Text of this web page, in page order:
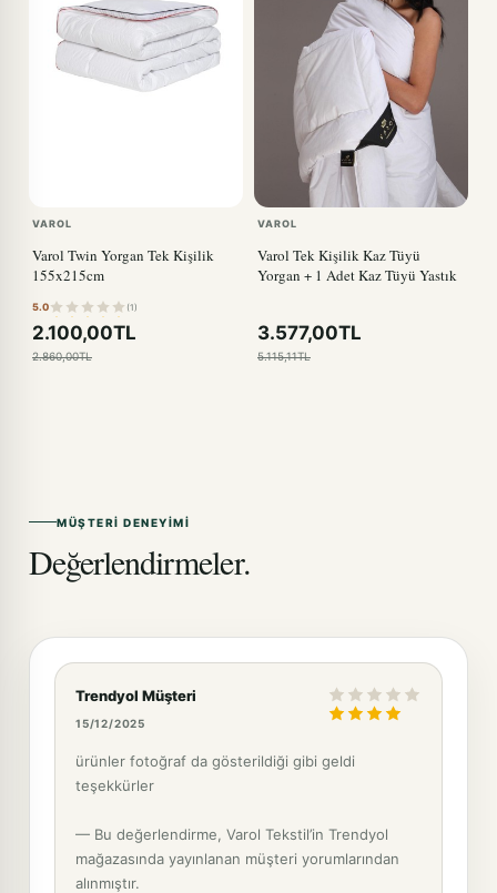
VAROL
Varol Twin Yorgan Tek Kişilik
155x215cm
5.0 (1)
2.100,00TL
2.860,00TL
VAROL
Varol Tek Kişilik Kaz Tüyü
Yorgan + 1 Adet Kaz Tüyü Yastık
3.577,00TL
5.115,11TL
MÜŞTERI DENEYIMI
Değerlendirmeler.
Trendyol Müşteri
15/12/2025
ürünler fotoğraf da gösterildiği gibi geldi
teşekkürler
— Bu değerlendirme, Varol Tekstil’in Trendyol
mağazasında yayınlanan müşteri yorumlarından
alınmıştır.